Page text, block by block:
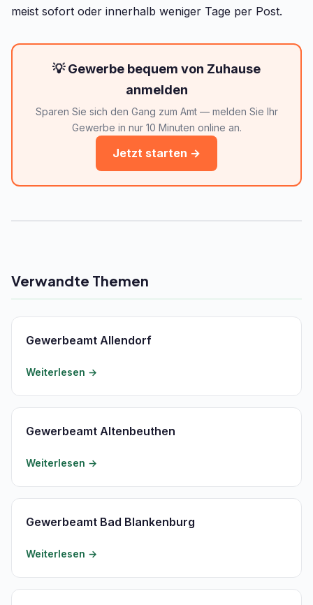
meist sofort oder innerhalb weniger Tage per Post.
💡 Gewerbe bequem von Zuhause
anmelden
Sparen Sie sich den Gang zum Amt — melden Sie Ihr
Gewerbe in nur 10 Minuten online an.
Jetzt starten →
Verwandte Themen
Gewerbeamt Allendorf
Weiterlesen →
Gewerbeamt Altenbeuthen
Weiterlesen →
Gewerbeamt Bad Blankenburg
Weiterlesen →